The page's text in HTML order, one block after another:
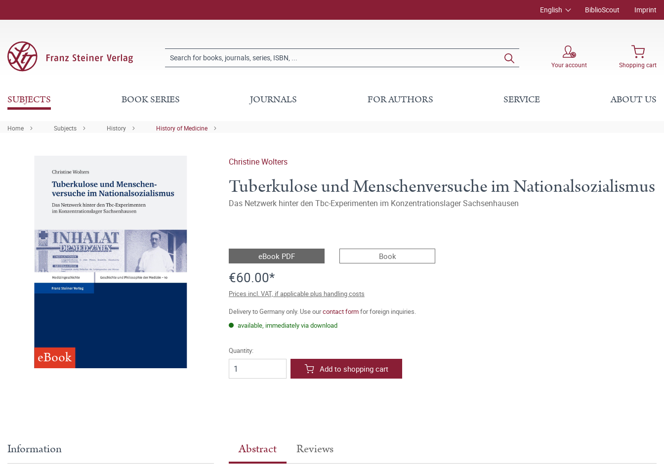
English BiblioScout Imprint
Your account Shopping cart
SUBJECTS BOOK SERIES JOURNALS FOR AUTHORS SERVICE ABOUT US
Home Subjects History History of Medicine
eBook
Christine Wolters
Tuberkulose und Menschenversuche im Nationalsozialismus
Das Netzwerk hinter den Tbc-Experimenten im Konzentrationslager Sachsenhausen
eBook PDF Book
€60.00*
Prices incl. VAT, if applicable plus handling costs
Delivery to Germany only. Use ourcontact formfor foreign inquiries.
available, immediately via download
Quantity:
Add to shopping cart
Abstract Reviews
Information